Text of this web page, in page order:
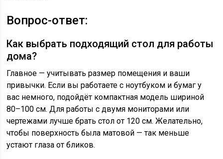
Вопрос-ответ:
Как выбрать подходящий стол для работы
дома?
Главное — учитывать размер помещения и ваши
привычки. Если вы работаете с ноутбуком и бумаг у
вас немного, подойдёт компактная модель шириной
80–100 см. Для работы с двумя мониторами или
чертежами лучше брать стол от 120 см. Желательно,
чтобы поверхность была матовой — так меньше
устают глаза от бликов.